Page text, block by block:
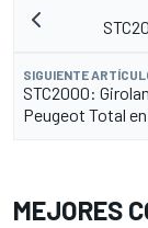
SIGUIENTE
STC2000:
Peugeot Total en
MEJORES